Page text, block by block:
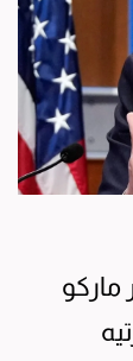
ماركو